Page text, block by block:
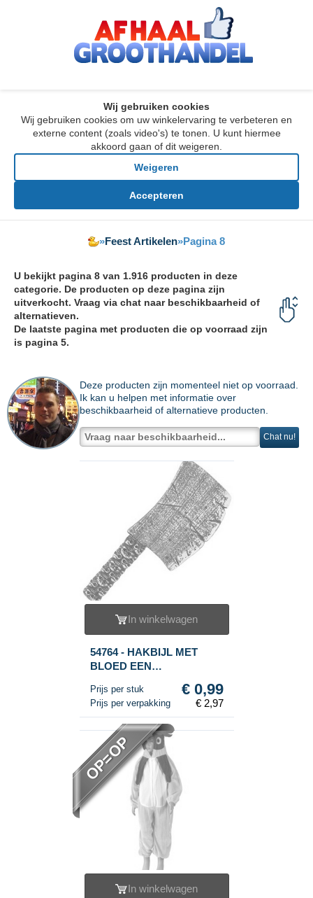
Wij gebruiken cookies
Wij gebruiken cookies om uw winkelervaring te verbeteren en
externe content (zoals video's) te tonen. U kunt hiermee
akkoord gaan of dit weigeren.
Weigeren
Accepteren
»Feest Artikelen»Pagina 8
U bekijkt pagina 8 van 1.916 producten in deze
categorie. De producten op deze pagina zijn
uitverkocht. Vraag via chat naar beschikbaarheid of
alternatieven.
De laatste pagina met producten die op voorraad zijn
is pagina 5.
Deze producten zijn momenteel niet op voorraad.
Ik kan u helpen met informatie over
beschikbaarheid of alternatieve producten.
Chat nu!
In winkelwagen
54764 - HAKBIJL MET
BLOED EEN
Prijs per stuk € 0,99
Prijs per verpakking € 2,97
OP=OP
In winkelwagen